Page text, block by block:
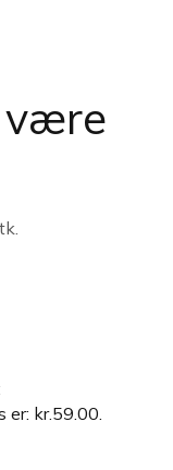
være
er: kr.59.00.